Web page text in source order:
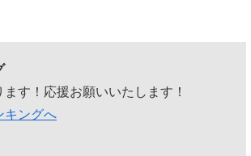
す！応援お願いいたします！
キングへ